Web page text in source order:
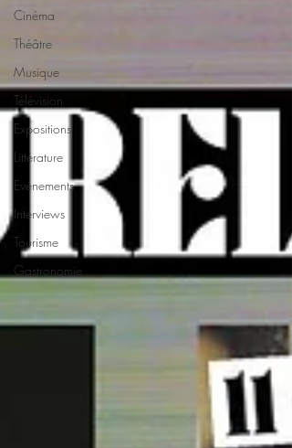
Cinéma
Théâtre
Musique
Télévision
Expositions
Littérature
Evénements
Interviews
Tourisme
Gastronomie